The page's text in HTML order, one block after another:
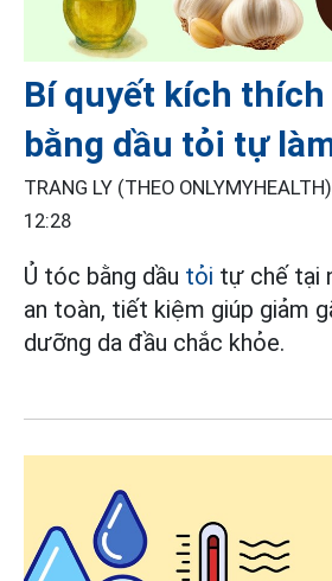
Bí quyết kích
bằng dầu tỏi tự
TRANG LY (THEO
12:28
Ủ tóc bằng dầu tỏi tự chế tại
an toàn, tiết kiệm giúp giảm
dưỡng da đầu chắc khỏe.